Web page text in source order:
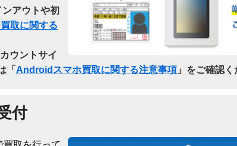
アウトや初
取に関する
ウントサイ
「 Androidスマホ買取に関する注意事項 」をご確認
付